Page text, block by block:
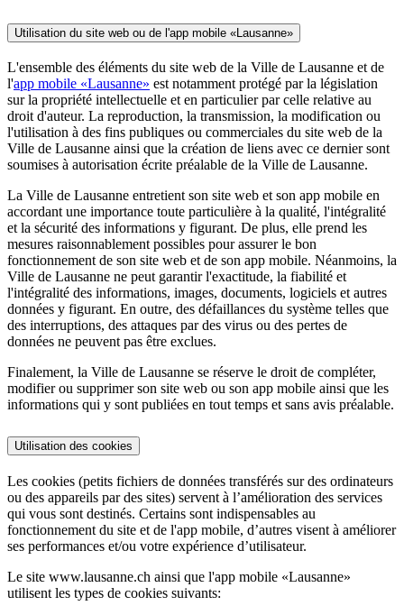
Utilisation du site web ou de l'app mobile «Lausanne»
L'ensemble des éléments du site web de la Ville de Lausanne et de
l'app mobile «Lausanne» est notamment protégé par la législation
sur la propriété intellectuelle et en particulier par celle relative au
droit d'auteur. La reproduction, la transmission, la modification ou
l'utilisation à des fins publiques ou commerciales du site web de la
Ville de Lausanne ainsi que la création de liens avec ce dernier sont
soumises à autorisation écrite préalable de la Ville de Lausanne.
La Ville de Lausanne entretient son site web et son app mobile en
accordant une importance toute particulière à la qualité, l'intégralité
et la sécurité des informations y figurant. De plus, elle prend les
mesures raisonnablement possibles pour assurer le bon
fonctionnement de son site web et de son app mobile. Néanmoins, la
Ville de Lausanne ne peut garantir l'exactitude, la fiabilité et
l'intégralité des informations, images, documents, logiciels et autres
données y figurant. En outre, des défaillances du système telles que
des interruptions, des attaques par des virus ou des pertes de
données ne peuvent pas être exclues.
Finalement, la Ville de Lausanne se réserve le droit de compléter,
modifier ou supprimer son site web ou son app mobile ainsi que les
informations qui y sont publiées en tout temps et sans avis préalable.
Utilisation des cookies
Les cookies (petits fichiers de données transférés sur des ordinateurs
ou des appareils par des sites) servent à l’amélioration des services
qui vous sont destinés. Certains sont indispensables au
fonctionnement du site et de l'app mobile, d’autres visent à améliorer
ses performances et/ou votre expérience d’utilisateur.
Le site www.lausanne.ch ainsi que l'app mobile «Lausanne»
utilisent les types de cookies suivants: